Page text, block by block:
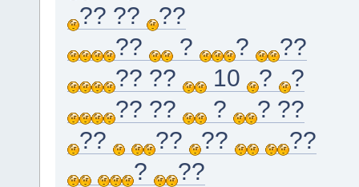
?? ??
??
??
? ?
??
?? ??
10 ?
?
?? ??
?
? ??
??
?? ??
??
?
??